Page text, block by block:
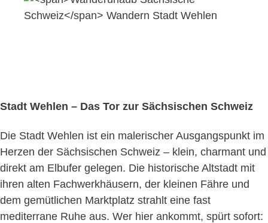
Stadt Wehlen – Das Tor zur Sächsischen Schweiz
Die Stadt Wehlen ist ein malerischer Ausgangspunkt im
Herzen der Sächsischen Schweiz – klein, charmant und
direkt am Elbufer gelegen. Die historische Altstadt mit
ihren alten Fachwerkhäusern, der kleinen Fähre und
dem gemütlichen Marktplatz strahlt eine fast
mediterrane Ruhe aus. Wer hier ankommt, spürt sofort: